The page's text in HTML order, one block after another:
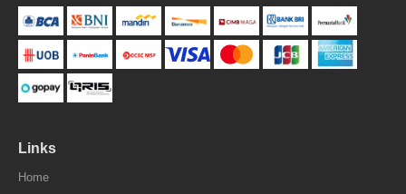
Links
Home